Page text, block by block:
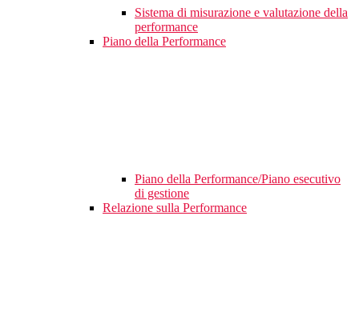
Sistema di misurazione e valutazione della
performance
Piano della Performance
Piano della Performance/Piano esecutivo
di gestione
Relazione sulla Performance